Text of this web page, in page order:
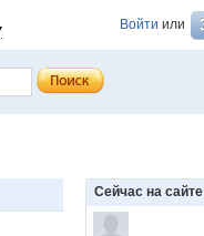
Войти или
Сейчас на сайте